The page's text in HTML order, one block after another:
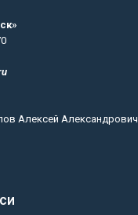
Алексей Александрович